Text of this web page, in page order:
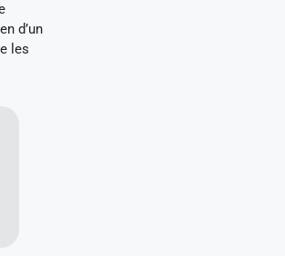
d’un
les